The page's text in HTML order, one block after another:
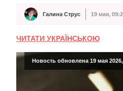
Автор Галина Струс
Дата публикации 19 мая,
ЧИТАТИ УКРАЇНСЬКОЮ
Новость обновлена 19 мая